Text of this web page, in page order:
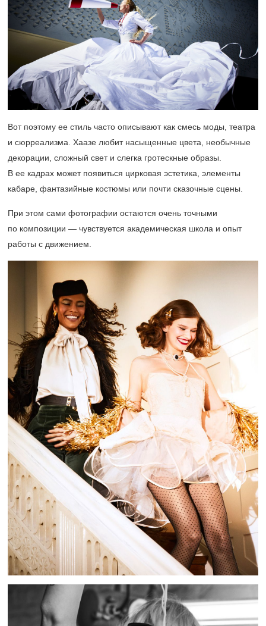
Вот поэтому ее стиль часто описывают как смесь моды, театра
и сюрреализма. Хаазе любит насыщенные цвета, необычные
декорации, сложный свет и слегка гротескные образы.
В ее кадрах может появиться цирковая эстетика, элементы
кабаре, фантазийные костюмы или почти сказочные сцены.
При этом сами фотографии остаются очень точными
по композиции — чувствуется академическая школа и опыт
работы с движением.